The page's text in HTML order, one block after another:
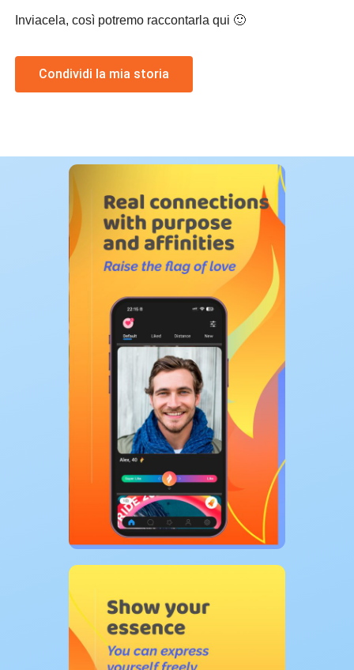
Inviacela, così potremo raccontarla qui 🙂
Condividi la mia storia